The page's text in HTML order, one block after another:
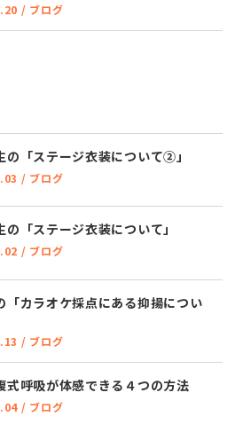
/ ブログ
の「ステージ衣装について②」
/ ブログ
の「ステージ衣装について」
/ ブログ
「カラオケ採点にある抑揚につい
/ ブログ
式呼吸が体感できる４つの方法
/ ブログ